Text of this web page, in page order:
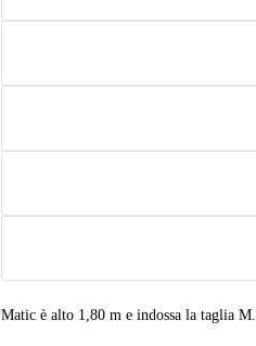
Matic è alto 1,80 m e indossa la taglia M.